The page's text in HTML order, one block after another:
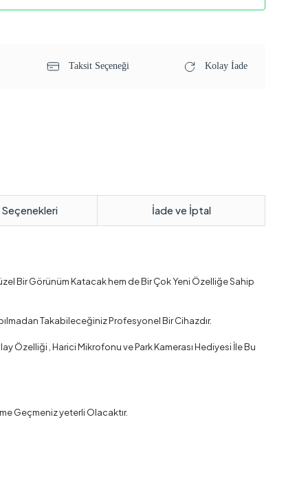
Taksit Seçeneği Kolay İade
İade ve İptal
Bir Görünüm Katacak hem de Bir Çok Yeni Özelliğe Sahip
Takabileceğiniz Profesyonel Bir Cihazdır.
Özelliği , Harici Mikrofonu ve Park Kamerası Hediyesi İle Bu
Geçmeniz yeterli Olacaktır.